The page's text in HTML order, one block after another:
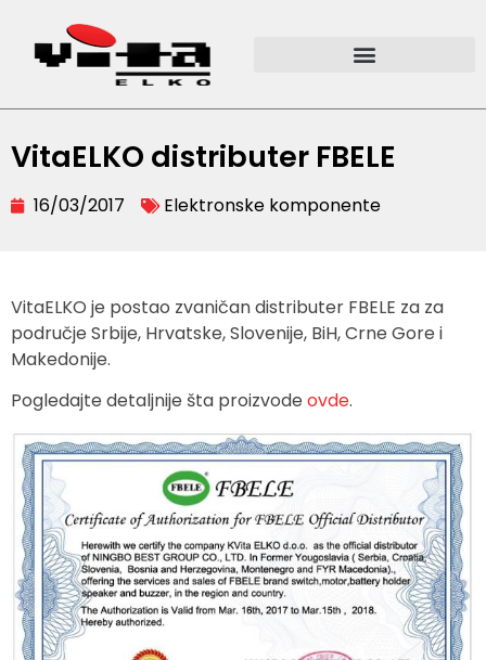
VitaELKO distributer FBELE
16/03/2017 Elektronske komponente
VitaELKO je postao zvaničan distributer FBELE za za
područje Srbije, Hrvatske, Slovenije, BiH, Crne Gore i
Makedonije.
Pogledajte detaljnije šta proizvode ovde.